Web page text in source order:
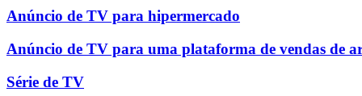
Anúncio de TV para hipermercado
Anúncio de TV para uma plataforma de vendas de
Série de TV